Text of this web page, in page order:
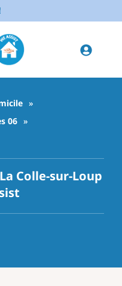
»
06 »
Colle-sur-Loup